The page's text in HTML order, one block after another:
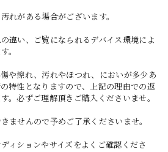
れがある場合がございます。
違い、ご覧になられるデバイス環境によ
。
や擦れ、汚れやほつれ、においが多少あ
特性となりますので、上記の理由での返
。必ずご理解頂きご購入くださいませ。
ませんので予めご了承くださいませ。
ィションやサイズをよくご確認くださ